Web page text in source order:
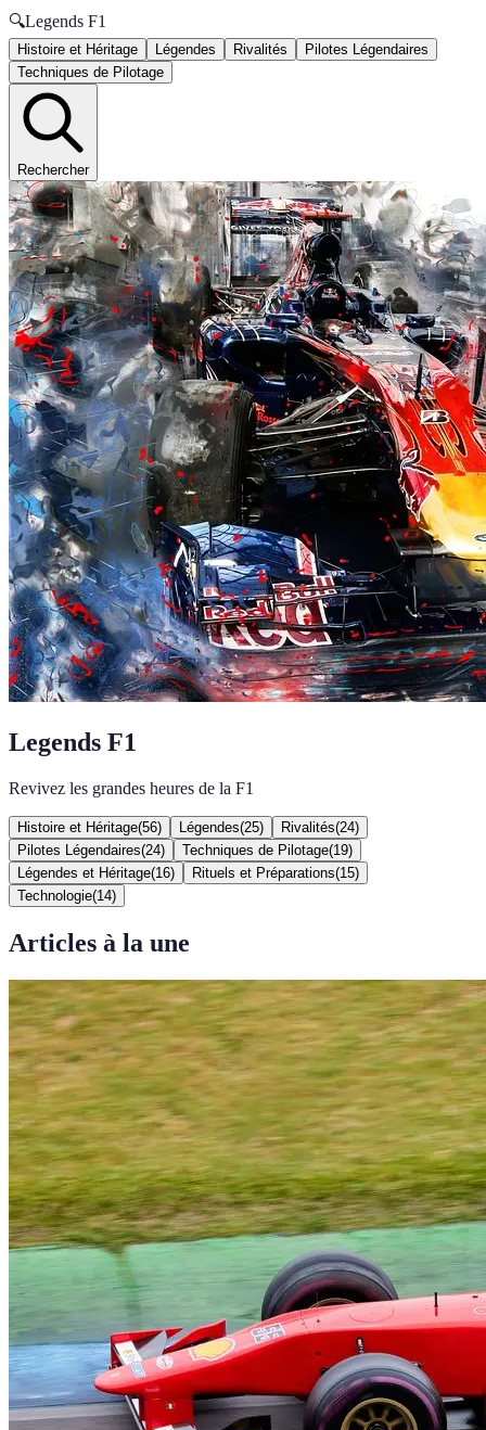
🔍Legends F1
Histoire et Héritage Légendes Rivalités
Pilotes Légendaires
Techniques de Pilotage
Rechercher
Legends F1
Revivez les grandes heures de la F1
Histoire et Héritage(56) Légendes(25) Rivalités(24)
Pilotes Légendaires(24) Techniques de Pilotage(19)
Légendes et Héritage(16) Rituels et Préparations(15)
Technologie(14)
Articles à la une